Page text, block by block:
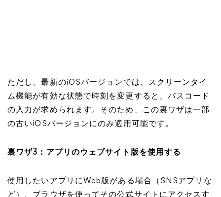
ただし、最新のiOSバージョンでは、スクリーンタイ
ム機能が有効な状態で時刻を変更すると、パスコード
の入力が求められます。そのため、この裏ワザは一部
の古いiOSバージョンにのみ適用可能です。
裏ワザ3：アプリのウェブサイト版を使用する
使用したいアプリにWeb版がある場合（SNSアプリな
ど）、ブラウザを使ってその公式サイトにアクセスす